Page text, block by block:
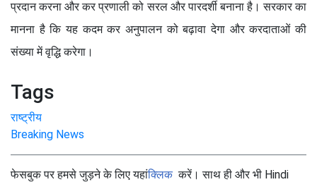
प्रदान करना और कर प्रणाली को सरल और पारदर्शी बनाना है। सरकार का
मानना है कि यह कदम कर अनुपालन को बढ़ावा देगा और करदाताओं की
संख्या में वृद्धि करेगा।
Tags
राष्ट्रीय
Breaking News
फेसबुक पर हमसे जुड़ने के लिए यहांक्लिककरें। साथ ही और भी Hindi